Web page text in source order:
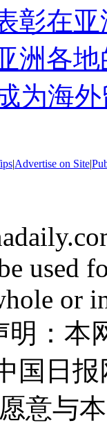
彰在
洲各
为海
|Advertise on Site|
used
or
明：
国日
意与